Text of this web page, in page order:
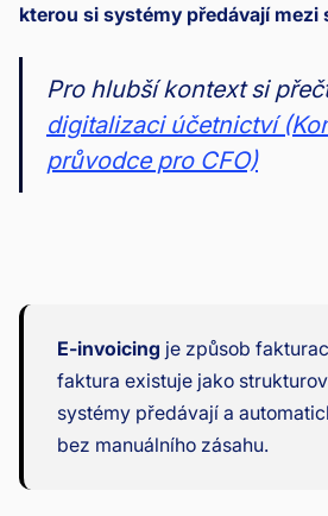
kterou si systémy předávají mezi
Pro hlubší kontext si
digitalizaci účetnictví
průvodce pro CFO)
E-invoicing je způsob
faktura existuje jako
systémy předávají a
bez manuálního zásahu.